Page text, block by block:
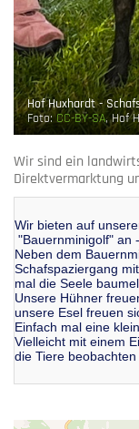
Hof Huxhardt -
Foto:CC-BY-SA, Hof
Wir sind ein
Direktvermarktung
Wir bieten auf
"Bauernminigolf" an
Neben dem
Schafspaziergang
mal die Seele
Unsere Hühner
unsere Esel freuen
Einfach mal eine
Vielleicht mit einem
die Tiere